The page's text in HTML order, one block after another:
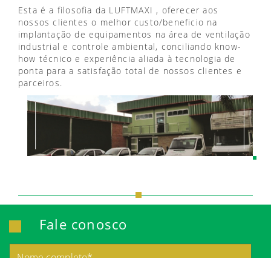
Esta é a filosofia da LUFTMAXI , oferecer aos
nossos clientes o melhor custo/beneficio na
implantação de equipamentos na área de ventilação
industrial e controle ambiental, conciliando know-
how técnico e experiência aliada à tecnologia de
ponta para a satisfação total de nossos clientes e
parceiros.
Fale conosco